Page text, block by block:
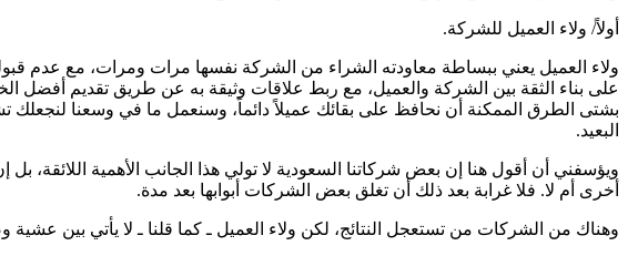
أولاً/ ولاء العميل للشركة.
ولاء العميل يعني ببساطة معاودته الشراء من الشركة نفسها مرات ومرات، مع عدم
على بناء الثقة بين الشركة والعميل، مع ربط علاقات وثيقة به عن طريق تقديم
بشتى الطرق الممكنة أن نحافظ على بقائك عميلاً دائماً، وسنعمل ما في وسعنا لنجعلك
البعيد.
ويؤسفني أن أقول هنا إن بعض شركاتنا السعودية لا تولي هذا الجانب الأهمية
أخرى أم لا. فلا غرابة بعد ذلك أن تغلق بعض الشركات أبوابها بعد مدة.
وهناك من الشركات من تستعجل النتائج، لكن ولاء العميل ـ كما قلنا ـ لا يأتي بين